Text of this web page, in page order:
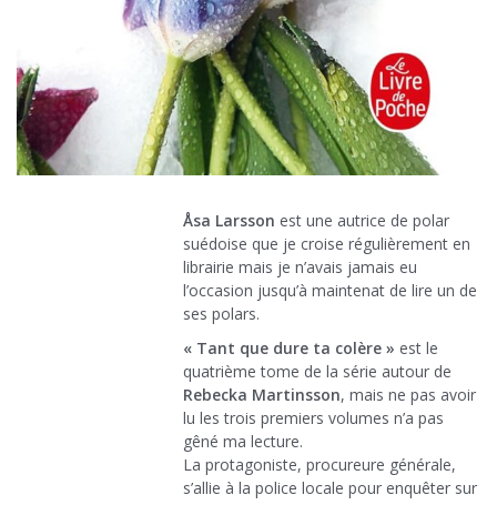
Åsa Larsson est une autrice de polar
suédoise que je croise régulièrement en
librairie mais je n’avais jamais eu
l’occasion jusqu’à maintenat de lire un de
ses polars.
« Tant que dure ta colère » est le
quatrième tome de la série autour de
Rebecka Martinsson, mais ne pas avoir
lu les trois premiers volumes n’a pas
gêné ma lecture.
La protagoniste, procureure générale,
s’allie à la police locale pour enquêter sur